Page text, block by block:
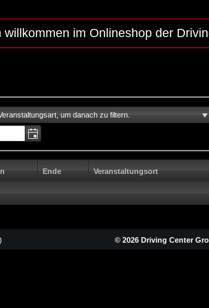
willkommen im Onlineshop der
um danach zu filtern.
Ende Veranstaltungsort
© 2026 Driving Center